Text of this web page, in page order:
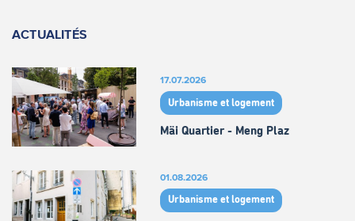
ACTUALITÉS
17.07.2026
Urbanisme et logement
Mäi Quartier - Meng Plaz
01.08.2026
Urbanisme et logement